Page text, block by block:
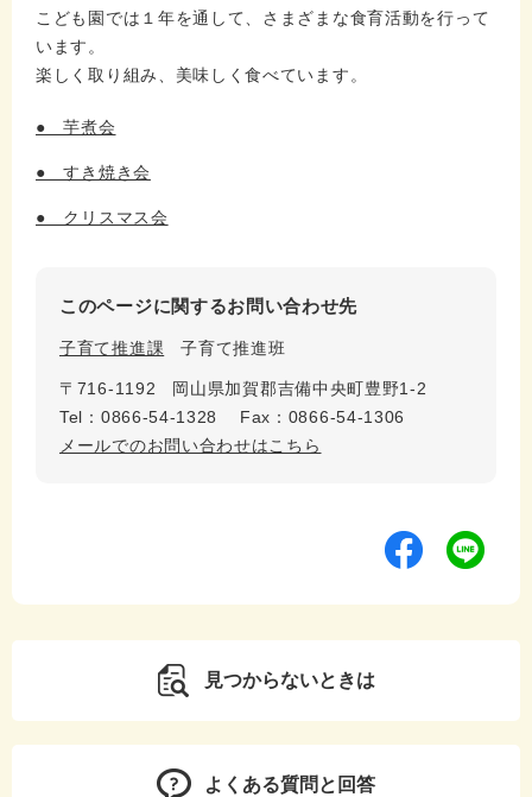
こども園では１年を通して、さまざまな食育活動を行って
います。
楽しく取り組み、美味しく食べています。
● 芋煮会
● すき焼き会
● クリスマス会
このページに関するお問い合わせ先
子育て推進課 子育て推進班
〒716-1192
岡山県加賀郡吉備中央町豊野1-2
Tel：0866-54-1328
Fax：0866-54-1306
メールでのお問い合わせはこちら
見つからないときは
よくある質問と回答